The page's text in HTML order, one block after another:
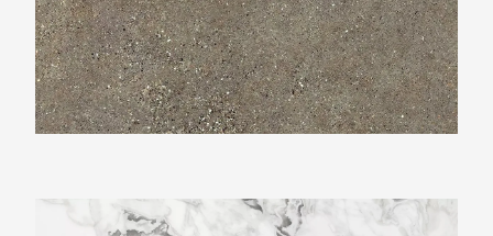
Neolith Whitehaven